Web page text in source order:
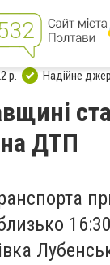
р. Надійне
ДТП